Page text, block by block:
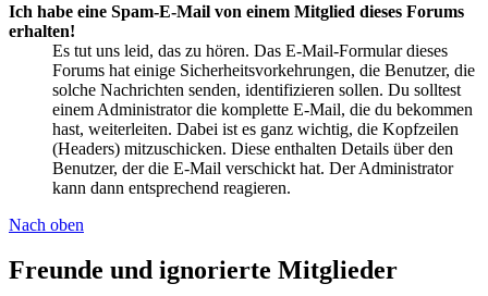
Ich habe eine Spam-E-Mail von einem Mitglied dieses Forums
erhalten!
Es tut uns leid, das zu hören. Das E-Mail-Formular dieses
Forums hat einige Sicherheitsvorkehrungen, die Benutzer, die
solche Nachrichten senden, identifizieren sollen. Du solltest
einem Administrator die komplette E-Mail, die du bekommen
hast, weiterleiten. Dabei ist es ganz wichtig, die Kopfzeilen
(Headers) mitzuschicken. Diese enthalten Details über den
Benutzer, der die E-Mail verschickt hat. Der Administrator
kann dann entsprechend reagieren.
Nach oben
Freunde und ignorierte Mitglieder